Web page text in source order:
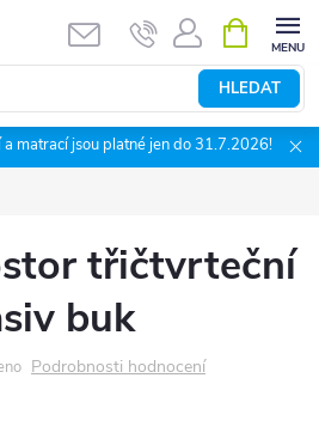
HLEDAT
NÁKUPNÍ
KOŠÍK
a matrací jsou platné jen do 31.7.2026!
třičtvrteční
buk
Podrobnosti hodnocení